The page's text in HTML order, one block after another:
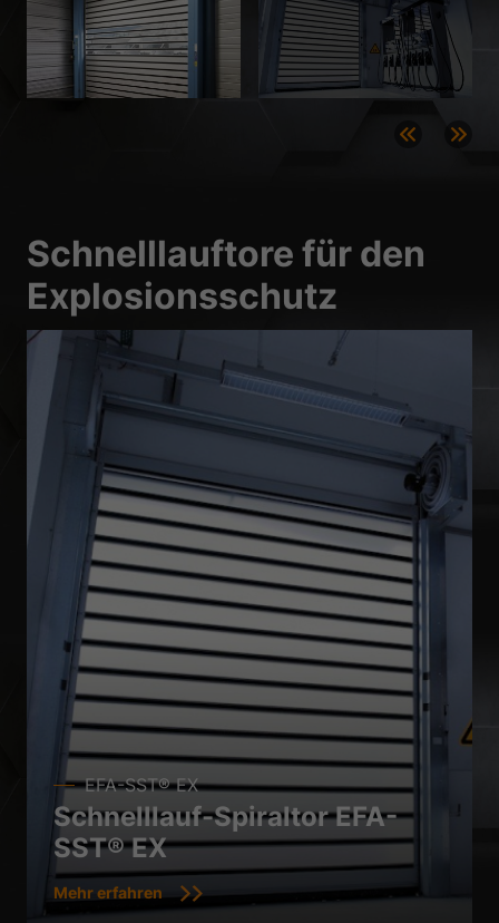
Schnelllauftore für den
Explosionsschutz
EFA-SST® EX
Schnelllauf-Spiraltor EFA-
SST® EX
Mehr erfahren